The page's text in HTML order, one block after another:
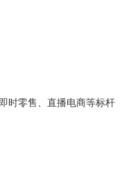
时零售、直播电商等标杆